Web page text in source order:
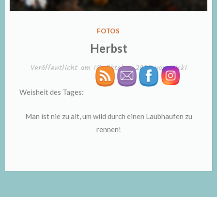
VERÖFFENTLICHT
FOTOS
Herbst
Veröffentlicht am 18. Oktober 2022vonNicki
Weisheit des Tages:
Man ist nie zu alt, um wild durch einen Laubhaufen zu
rennen!